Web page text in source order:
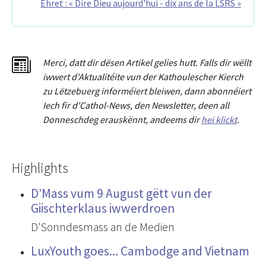
Ehret : « Dire Dieu aujourd'hui - dix ans de la LSRS »
Merci, dattdir dësen Artikel gelies hutt. Falls dir wëllt
iwwert d'Aktualitéite vun der Kathoulescher Kierch
zu Lëtzebuerg informéiert bleiwen, dann abonnéiert
Iech fir d'Cathol-News, den Newsletter, deen all
Donneschdeg erauskënnt, andeems dirhei klickt.
Highlights
D’Mass vum 9 August gëtt vun der
Giischterklaus iwwerdroen
D'Sonndesmass an de Medien
LuxYouth goes... Cambodge and Vietnam